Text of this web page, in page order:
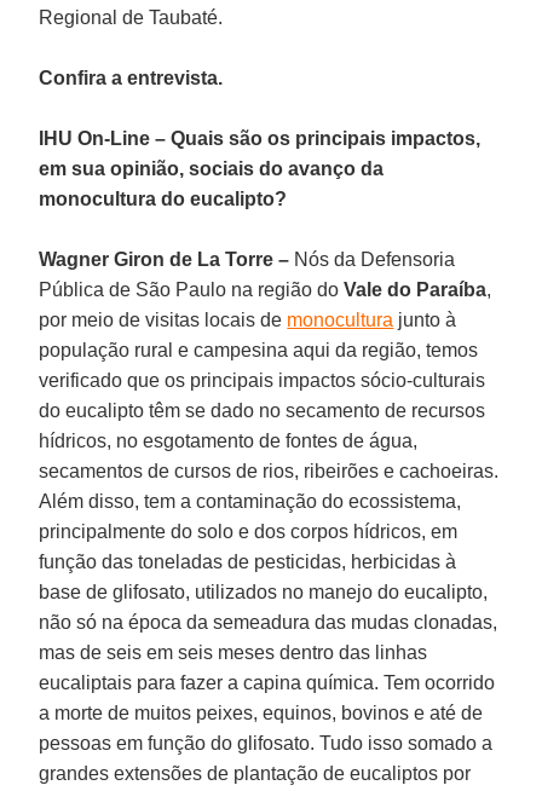
Regional de Taubaté.
Confira a entrevista.
IHU On-Line – Quais são os principais impactos,
em sua opinião, sociais do avanço da
monocultura do eucalipto?
Wagner Giron de La Torre – Nós da Defensoria
Pública de São Paulo na região doVale do Paraíba,
por meio de visitas locais de monocultura junto à
população rural e campesina aqui da região, temos
verificado que os principais impactos sócio-culturais
do eucalipto têm se dado no secamento de recursos
hídricos, no esgotamento de fontes de água,
secamentos de cursos de rios, ribeirões e cachoeiras.
Além disso, tem a contaminação do ecossistema,
principalmente do solo e dos corpos hídricos, em
função das toneladas de pesticidas, herbicidas à
base de glifosato, utilizados no manejo do eucalipto,
não só na época da semeadura das mudas clonadas,
mas de seis em seis meses dentro das linhas
eucaliptais para fazer a capina química. Tem ocorrido
a morte de muitos peixes, equinos, bovinos e até de
pessoas em função do glifosato. Tudo isso somado a
grandes extensões de plantação de eucaliptos por